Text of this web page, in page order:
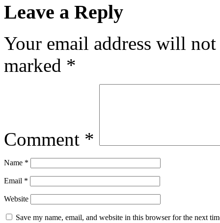
Leave a Reply
Your email address will
marked *
Comment *
Name *
Email *
Website
Save my name, email, and website in this browser for the next